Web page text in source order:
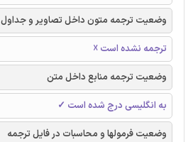
وضعیت ترجمه متون داخل تصاویر و جداول
ترجمه نشده است ☓
وضعیت ترجمه منابع داخل متن
به انگلیسی درج شده است ✓
وضعیت فرمولها و محاسبات در فایل ترجمه